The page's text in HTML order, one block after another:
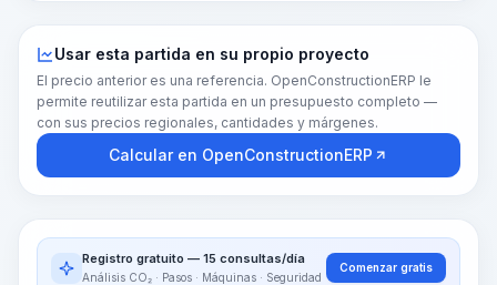
Usar esta partida en su propio proyecto
El precio anterior es una referencia. OpenConstructionERP le
permite reutilizar esta partida en un presupuesto completo —
con sus precios regionales, cantidades y márgenes.
Calcular en OpenConstructionERP
Registro gratuito — 15 consultas/día
Análisis CO₂ · Pasos · Máquinas · Seguridad
Comenzar gratis